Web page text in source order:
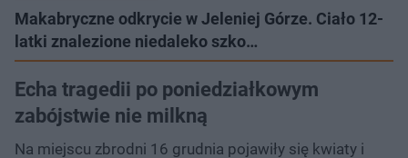
Makabryczne odkrycie w Jeleniej Górze. Ciało 12-
latki znalezione niedaleko szko…
Echa tragedii po poniedziałkowym
zabójstwie nie milkną
Na miejscu zbrodni 16 grudnia pojawiły się kwiaty i